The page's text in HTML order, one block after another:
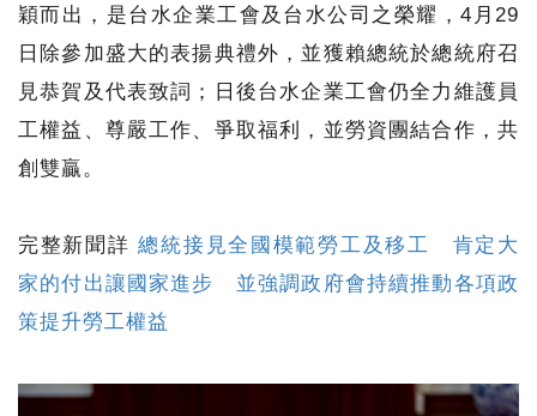
穎而出，是台水企業工會及台水公司之榮耀，4月29
日除參加盛大的表揚典禮外，並獲賴總統於總統府召
見恭賀及代表致詞；日後台水企業工會仍全力維護員
工權益、尊嚴工作、爭取福利，並勞資團結合作，共
創雙贏。
完整新聞詳總統接見全國模範勞工及移工 肯定大
家的付出讓國家進步 並強調政府會持續推動各項政
策提升勞工權益